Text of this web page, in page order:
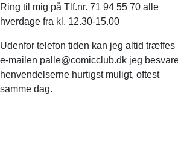
Ring til mig på Tlf.nr. 71 94 55 70 alle
hverdage fra kl. 12.30-15.00
Udenfor telefon tiden kan jeg altid træffes
e-mailen palle@comicclub.dk jeg
henvendelserne hurtigst muligt, oftest
samme dag.